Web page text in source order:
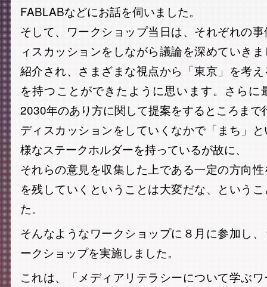
FABLABなどにお話を伺いました。
そして、ワークショップ当日は、それぞれの
ィスカッションをしながら議論を深めていき
紹介され、さまざまな視点から「東京」を考
を持つことができたように思います。さらに
2030年のあり方に関して提案をするところまで
ディスカッションをしていくなかで「まち」
様なステークホルダーを持っているが故に、
それらの意見を収集した上である一定の方向
を残していくということは大変だな、という
た。
そんなようなワークショップに８月に参加し
ークショップを実施しました。
これは、「メディアリテラシーについて学ぶ